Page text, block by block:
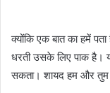
क्योंकि एक बात का हमें
धरती उसके लिए पाक है।
सकता। शायद हम और तुम